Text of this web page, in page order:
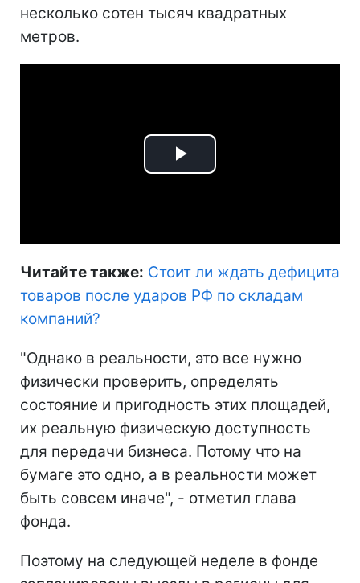
несколько сотен тысяч квадратных
метров.
Play
Читайте также: Стоит ли ждать дефицита
товаров после ударов РФ по складам
компаний?
"Однако в реальности, это все нужно
физически проверить, определять
состояние и пригодность этих площадей,
их реальную физическую доступность
для передачи бизнеса. Потому что на
бумаге это одно, а в реальности может
быть совсем иначе", - отметил глава
фонда.
Поэтому на следующей неделе в фонде